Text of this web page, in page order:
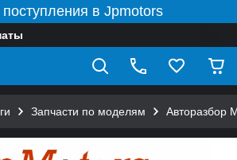
в Jpmotors
Запчасти по моделям Авторазбор